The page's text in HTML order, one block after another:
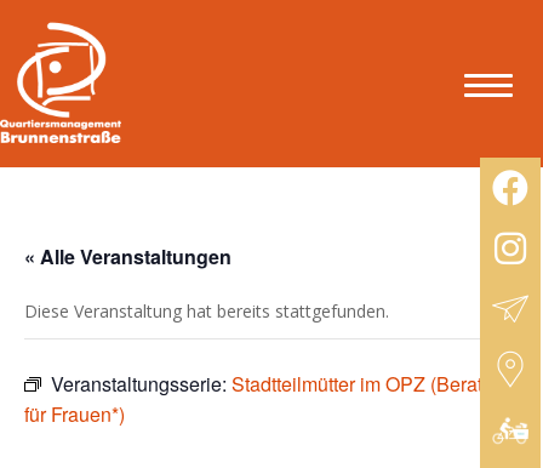
« Alle Veranstaltungen
Diese Veranstaltung hat bereits stattgefunden.
Veranstaltungsserie: Stadtteilmütter im OPZ (Beratung
für Frauen*)